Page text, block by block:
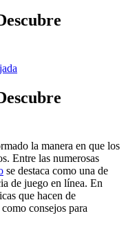
la manera en que los
Entre las numerosas
se destaca como una de
de juego en línea. En
que hacen de
consejos para